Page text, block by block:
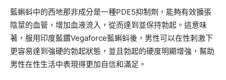
藍蝌蚪中的西地那非成分是一種PDE5抑制劑，能夠有效擴張
陰莖的血管，增加血液流入，從而達到並保持勃起。這意味
著，服用印度藍鑽Vegaforce藍蝌蚪後，男性可以在性刺激下
更容易達到強硬的勃起狀態，並且勃起的硬度明顯增強，幫助
男性在性生活中表現得更加自信和滿足。